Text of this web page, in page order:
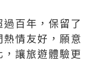
百年，保留了
情友好，願意
讓旅遊體驗更